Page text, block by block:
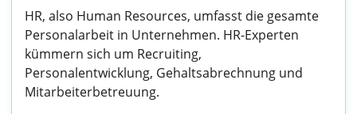
HR, also Human Resources, umfasst die gesamte
Personalarbeit in Unternehmen. HR-Experten
kümmern sich um Recruiting,
Personalentwicklung, Gehaltsabrechnung und
Mitarbeiterbetreuung.